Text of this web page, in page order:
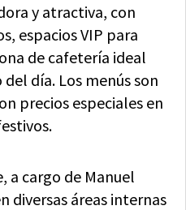
y atractiva, con
espacios VIP para
de cafetería ideal
día. Los menús son
precios especiales en
a cargo de Manuel
diversas áreas internas